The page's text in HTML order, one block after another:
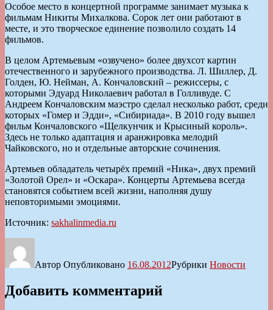
Особое место в концертной программе занимает музыка к
фильмам Никиты Михалкова. Сорок лет они работают в
месте, и это творческое единение позволило создать 14
фильмов.
В целом Артемьевым «озвучено» более двухсот картин
отечественного и зарубежного производства. Л. Шиллер, Д.
Голден, Ю. Нейман, А. Кончаловский – режиссеры, с
которыми Эдуард Николаевич работал в Голливуде. С
Андреем Кончаловским маэстро сделал несколько работ, среди
которых «Гомер и Эдди», «Сибириада». В 2010 году вышел
фильм Кончаловского «Щелкунчик и Крысиный король».
Здесь не только адаптация и аранжировка мелодий
Чайковского, но и отдельные авторские сочинения.
Артемьев обладатель четырёх премий «Ника», двух премий
«Золотой Орел» и «Оскара». Концерты Артемьева всегда
становятся событием всей жизни, наполняя душу
неповторимыми эмоциями.
Источник: sakhalinmedia.ru
Автор Опубликовано 16.08.2012Рубрики Новости
Добавить комментарий